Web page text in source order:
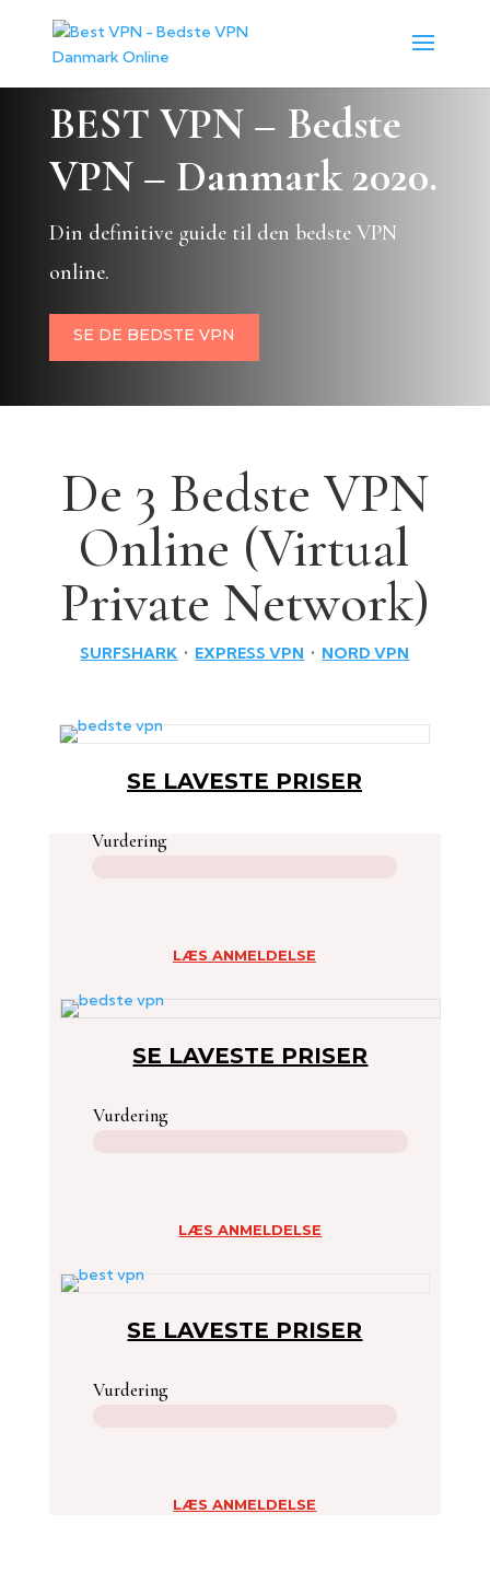
BEST VPN – Bedste
VPN – Danmark 2020.
Din definitive guide til den bedste VPN
online.
SE DE BEDSTE VPN
De 3 Bedste VPN
Online (Virtual
Private Network)
SURFSHARK • EXPRESS VPN • NORD VPN
SE LAVESTE PRISER
Vurdering
LÆS ANMELDELSE
SE LAVESTE PRISER
Vurdering
LÆS ANMELDELSE
SE LAVESTE PRISER
Vurdering
LÆS ANMELDELSE